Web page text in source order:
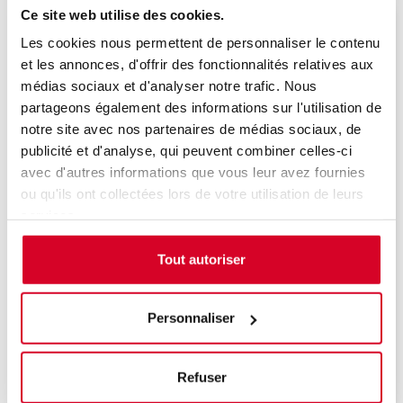
Ce site web utilise des cookies.
Les cookies nous permettent de personnaliser le contenu
et les annonces, d'offrir des fonctionnalités relatives aux
médias sociaux et d'analyser notre trafic. Nous
partageons également des informations sur l'utilisation de
notre site avec nos partenaires de médias sociaux, de
publicité et d'analyse, qui peuvent combiner celles-ci
avec d'autres informations que vous leur avez fournies
ou qu'ils ont collectées lors de votre utilisation de leurs
Tout autoriser
Personnaliser
Refuser
Veuillez décrire votre situation
Choix de la session
Détail des créneaux de la session sélectionnée :
le 02/12/26 de 09h30 à 13h00 et de 14h00 à